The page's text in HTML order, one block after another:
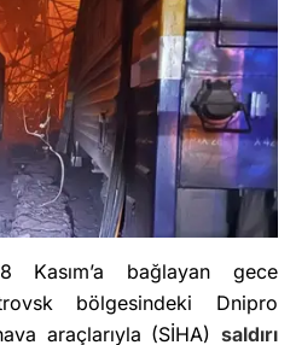
Kasım’a bağlayan gece
bölgesindeki Dnipro
araçlarıyla (SİHA) saldırı